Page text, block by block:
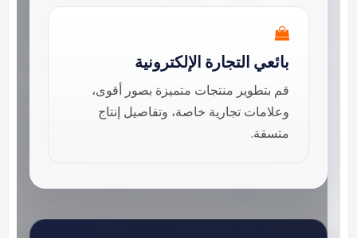
بائعي التجارة الإلكترونية
قم بتطوير منتجات متميزة بصور أقوى،
وعلامات تجارية خاصة، وتفاصيل إنتاج
متسقة.